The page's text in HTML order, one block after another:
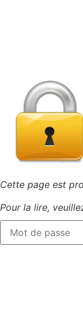
Cette page est
Pour la lire,